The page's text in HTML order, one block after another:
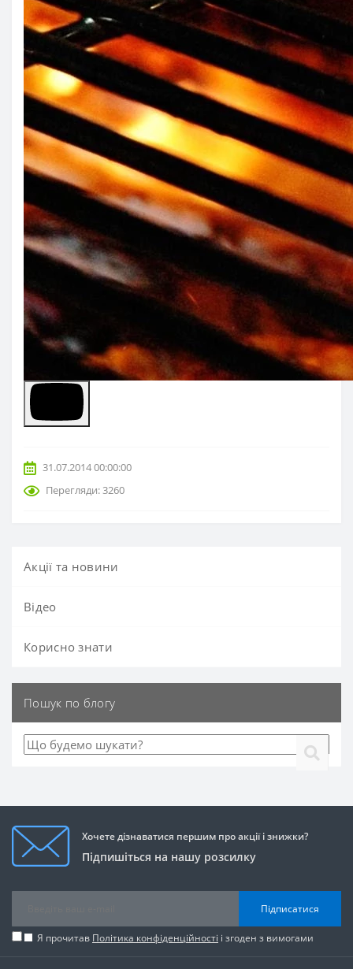
31.07.2014 00:00:00
Перегляди: 3260
Акції та новини
Вiдео
Корисно знати
Пошук по блогу
Хочете дізнаватися першим про акції і знижки?
Підпишіться на нашу розсилку
Підписатися
Я прочитав Політика конфіденційності і згоден з вимогами